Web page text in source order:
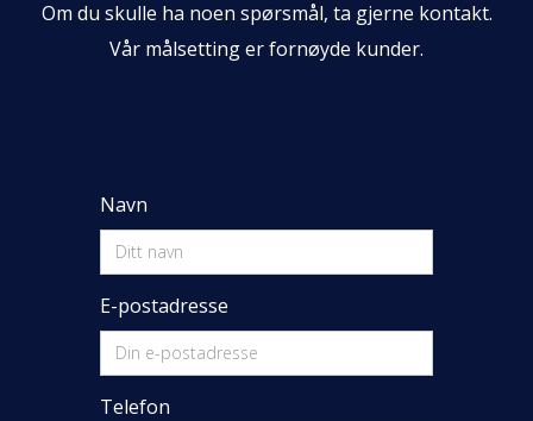
Om du skulle ha noen spørsmål, ta gjerne kontakt.
Vår målsetting er fornøyde kunder.
Navn
E-postadresse
Telefon